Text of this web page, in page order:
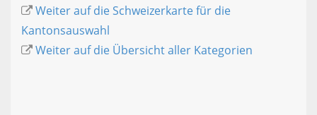
Weiter auf die Schweizerkarte für die
Kantonsauswahl
Weiter auf die Übersicht aller Kategorien